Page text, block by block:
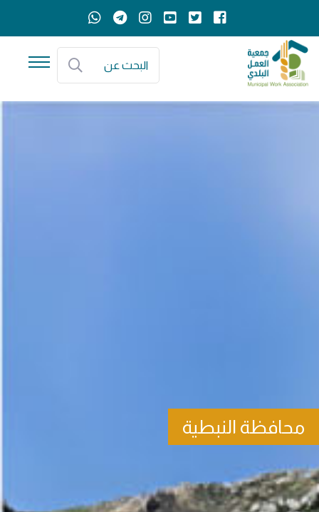
البحث عن
محافظة النبطية